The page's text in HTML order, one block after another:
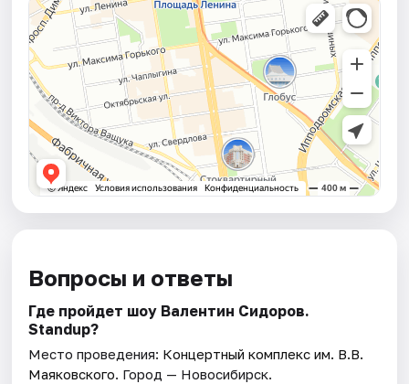
Вопросы и ответы
Где пройдет шоу Валентин Сидоров.
Standup?
Место проведения: Концертный комплекс им. В.В.
Маяковского. Город — Новосибирск.